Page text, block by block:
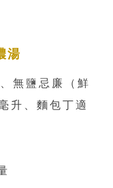
湯
無鹽忌廉（鮮
、麵包丁適